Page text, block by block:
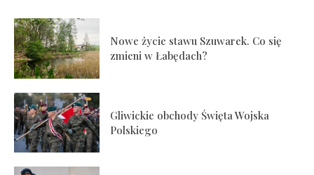
Nowe życie stawu Szuwarek. Co się
zmieni w Łabędach?
Gliwickie obchody Święta Wojska
Polskiego